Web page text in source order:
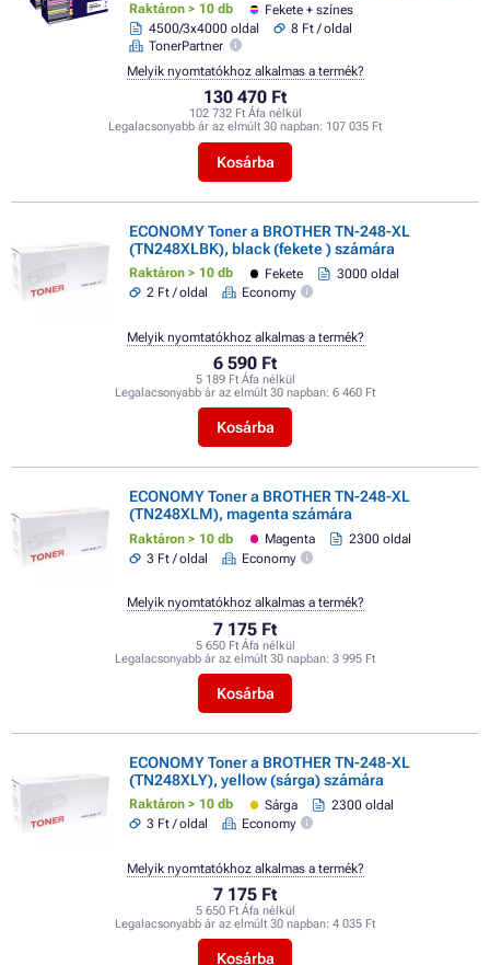
Raktáron > 10 db
Fekete + színes
4500/3x4000 oldal
8 Ft / oldal
TonerPartner
130 470 Ft
102 732 Ft Áfa nélkül
Legalacsonyabb ár az elmúlt 30 napban: 107 035 Ft
Kosárba
Melyik nyomtatókhoz alkalmas a termék?
ECONOMY Toner a BROTHER TN-248-XL
(TN248XLBK), black (fekete ) számára
Raktáron > 10 db Fekete
3000 oldal
2 Ft / oldal
Economy
6 590 Ft
5 189 Ft Áfa nélkül
Legalacsonyabb ár az elmúlt 30 napban: 6 460 Ft
Kosárba
Melyik nyomtatókhoz alkalmas a termék?
ECONOMY Toner a BROTHER TN-248-XL
(TN248XLM), magenta számára
Raktáron > 10 db Magenta
2300 oldal
3 Ft / oldal
Economy
7 175 Ft
5 650 Ft Áfa nélkül
Legalacsonyabb ár az elmúlt 30 napban: 3 995 Ft
Kosárba
Melyik nyomtatókhoz alkalmas a termék?
ECONOMY Toner a BROTHER TN-248-XL
(TN248XLY), yellow (sárga) számára
Raktáron > 10 db Sárga
2300 oldal
3 Ft / oldal
Economy
7 175 Ft
5 650 Ft Áfa nélkül
Legalacsonyabb ár az elmúlt 30 napban: 4 035 Ft
Kosárba
Melyik nyomtatókhoz alkalmas a termék?